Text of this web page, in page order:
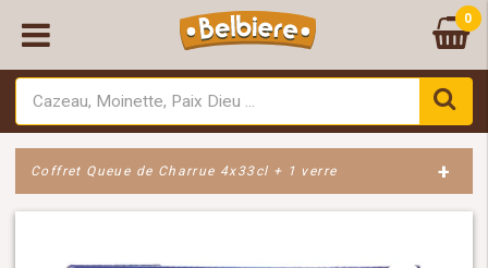
0
Coffret Queue de Charrue 4x33cl + 1 verre +